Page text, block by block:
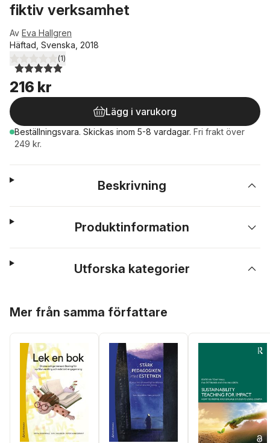
fiktiv verksamhet
Av Eva Hallgren
Häftad, Svenska, 2018
5,0utav 5 stjärnor. Totalt antal röster:
(1)
216 kr
Lägg i varukorg
Beställningsvara. Skickas inom 5-8 vardagar. Fri frakt över
249 kr.
Beskrivning
Produktinformation
Utforska kategorier
Mer från samma författare